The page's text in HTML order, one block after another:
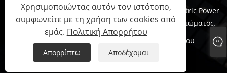
Πνευματικά δικαιώματα © 2023 Ningbo Lingkai Electric Power
Equipment Co., Ltd. Με την επιφύλαξη παντός δικαιώματος.
Πολιτική Απορρήτου
Χρησιμοποιώντας αυτόν τον ιστότοπο,
συμφωνείτε με τη χρήση των cookies από
εμάς. Πολιτική Απορρήτου
Απορρίπτω Αποδέχομαι